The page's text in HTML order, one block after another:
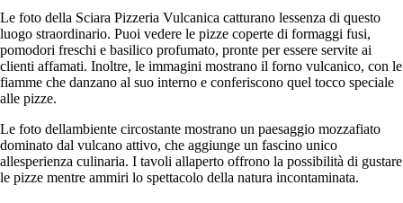
Le foto della Sciara Pizzeria Vulcanica catturano lessenza di questo
luogo straordinario. Puoi vedere le pizze coperte di formaggi fusi,
pomodori freschi e basilico profumato, pronte per essere servite ai
clienti affamati. Inoltre, le immagini mostrano il forno vulcanico, con le
fiamme che danzano al suo interno e conferiscono quel tocco speciale
alle pizze.
Le foto dellambiente circostante mostrano un paesaggio mozzafiato
dominato dal vulcano attivo, che aggiunge un fascino unico
allesperienza culinaria. I tavoli allaperto offrono la possibilità di gustare
le pizze mentre ammiri lo spettacolo della natura incontaminata.